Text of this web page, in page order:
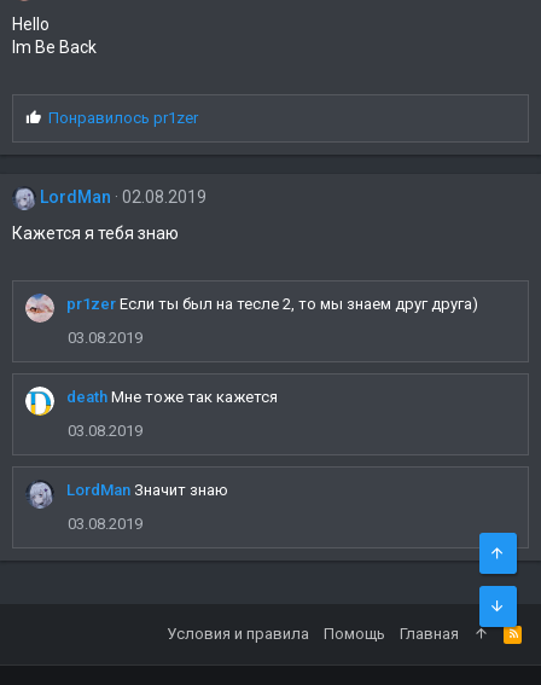
Hello
Im Be Back
С
и
м
а
т
:
Понравилось pr1zer
LordMan
02.08.2019
Кажется я тебя знаю
pr1zer Если ты был на тесле 2, то мы знаем друг друга)
03.08.2019
death Мне тоже так кажется
03.08.2019
LordMan Значит знаю
03.08.2019
Условия и правила Помощь Главная